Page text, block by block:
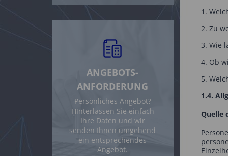
ANGEBOTS-
ANFORDERUNG
Persönliches Angebot?
HInterlassen Sie einfach
Ihre Daten und wir
senden Ihnen umgehend
ein entsprechendes
Angebot.
1.
2. Zu
3. Wie
4. Ob
5.
1.4.
Quelle